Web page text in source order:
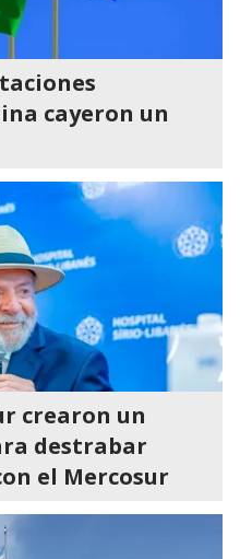
cayeron un
crearon un
destrabar
el Mercosur